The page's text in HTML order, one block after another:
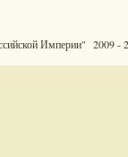
Империи" 2009 -